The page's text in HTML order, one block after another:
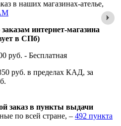
в наших магазинах-ателье,
интернет-магазина
в СПб)
руб. - Бесплатная
руб. в пределах КАД, за
заказ в пункты выдачи
по всей стране, – 492 пункта